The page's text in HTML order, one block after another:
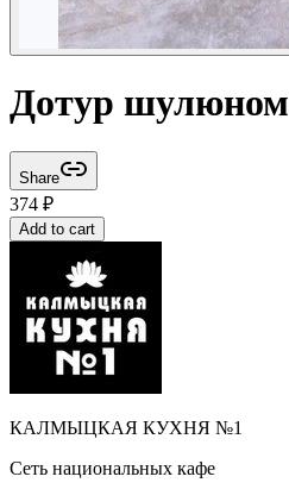
Дотур шулюном
Share
374 ₽
Add to cart
КАЛМЫЦКАЯ КУХНЯ №1
Сеть национальных кафе